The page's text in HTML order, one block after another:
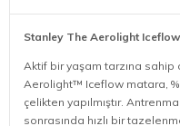
Stanley The Aerolight
Aktif bir yaşam tarzına sahip
Aerolight™ Iceflow matara,
çelikten yapılmıştır.
sonrasında hızlı bir